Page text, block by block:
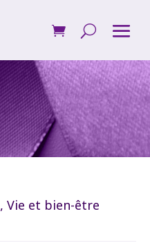
, Vie et bien-être